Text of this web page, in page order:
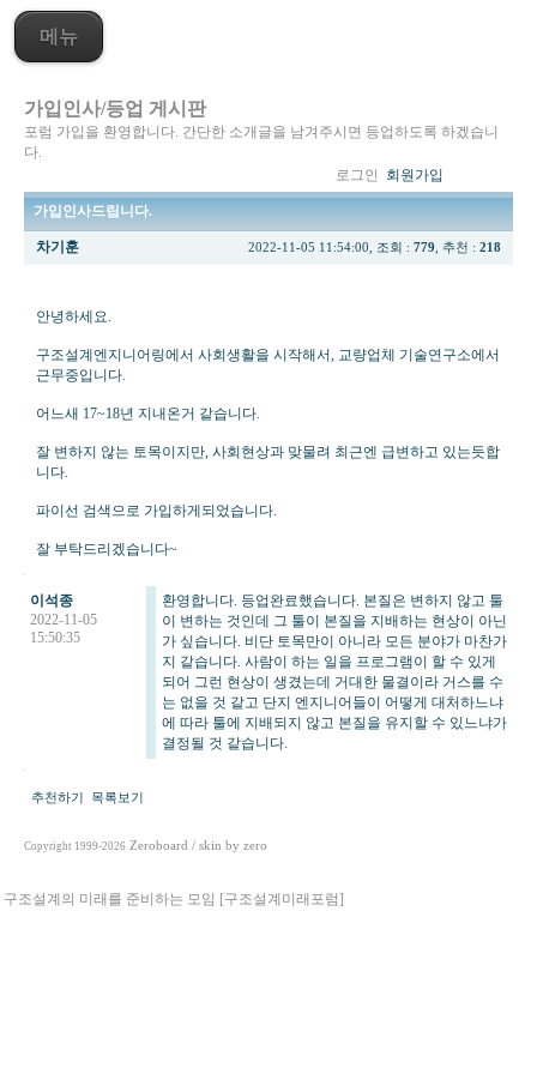
메뉴
가입인사/등업 게시판
포럼 가입을 환영합니다. 간단한 소개글을 남겨주시면 등업하도록 하겠습니
다.
로그인
회원가입
가입인사드립니다.
차기훈 2022-11-05 11:54:00, 조회 : 779 , 추천 : 218
안녕하세요.
구조설계엔지니어링에서 사회생활을 시작해서, 교량업체 기술연구소에서
근무중입니다.
어느새 17~18년 지내온거 같습니다.
잘 변하지 않는 토목이지만, 사회현상과 맞물려 최근엔 급변하고 있는듯합
니다.
파이선 검색으로 가입하게되었습니다.
잘 부탁드리겠습니다~
이석종
2022-11-05
15:50:35
환영합니다. 등업완료했습니다. 본질은 변하지 않고 툴
이 변하는 것인데 그 툴이 본질을 지배하는 현상이 아닌
가 싶습니다. 비단 토목만이 아니라 모든 분야가 마찬가
지 같습니다. 사람이 하는 일을 프로그램이 할 수 있게
되어 그런 현상이 생겼는데 거대한 물결이라 거스를 수
는 없을 것 같고 단지 엔지니어들이 어떻게 대처하느냐
에 따라 툴에 지배되지 않고 본질을 유지할 수 있느냐가
결정될 것 같습니다.
추천하기 목록보기
Copyright 1999-2026 Zeroboard / skin by zero
구조설계의 미래를 준비하는 모임 [구조설계미래포럼]